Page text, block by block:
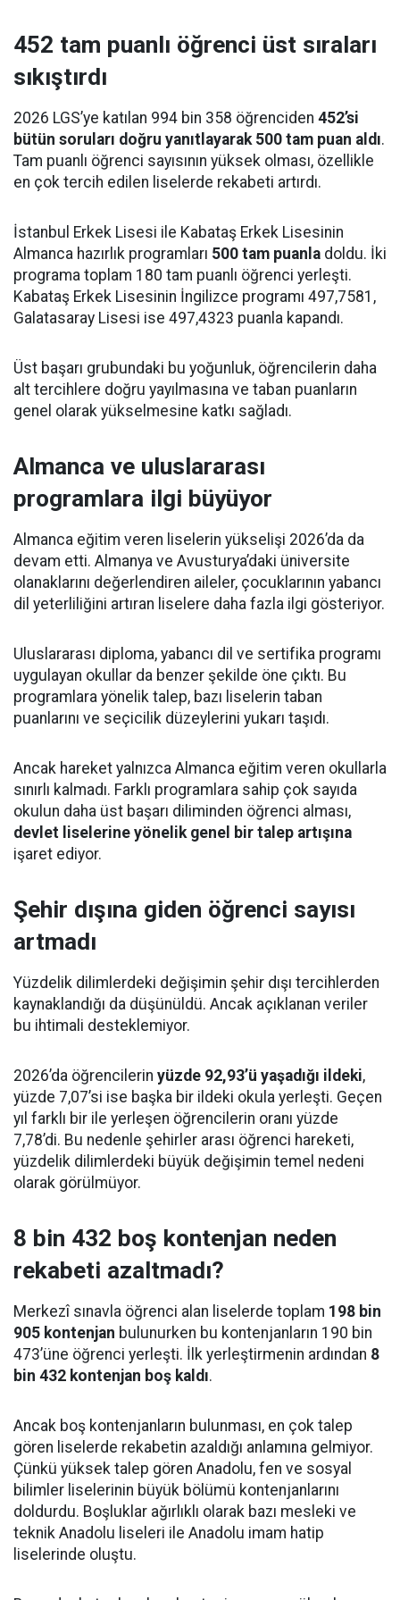
452 tam puanlı öğrenci üst sıraları
sıkıştırdı
2026 LGS’ye katılan 994 bin 358 öğrenciden 452’si
bütün soruları doğru yanıtlayarak 500 tam puan aldı.
Tam puanlı öğrenci sayısının yüksek olması, özellikle
en çok tercih edilen liselerde rekabeti artırdı.
İstanbul Erkek Lisesi ile Kabataş Erkek Lisesinin
Almanca hazırlık programları 500 tam puanla doldu. İki
programa toplam 180 tam puanlı öğrenci yerleşti.
Kabataş Erkek Lisesinin İngilizce programı 497,7581,
Galatasaray Lisesi ise 497,4323 puanla kapandı.
Üst başarı grubundaki bu yoğunluk, öğrencilerin daha
alt tercihlere doğru yayılmasına ve taban puanların
genel olarak yükselmesine katkı sağladı.
Almanca ve uluslararası
programlara ilgi büyüyor
Almanca eğitim veren liselerin yükselişi 2026’da da
devam etti. Almanya ve Avusturya’daki üniversite
olanaklarını değerlendiren aileler, çocuklarının yabancı
dil yeterliliğini artıran liselere daha fazla ilgi gösteriyor.
Uluslararası diploma, yabancı dil ve sertifika programı
uygulayan okullar da benzer şekilde öne çıktı. Bu
programlara yönelik talep, bazı liselerin taban
puanlarını ve seçicilik düzeylerini yukarı taşıdı.
Ancak hareket yalnızca Almanca eğitim veren okullarla
sınırlı kalmadı. Farklı programlara sahip çok sayıda
okulun daha üst başarı diliminden öğrenci alması,
devlet liselerine yönelik genel bir talep artışına
işaret ediyor.
Şehir dışına giden öğrenci sayısı
artmadı
Yüzdelik dilimlerdeki değişimin şehir dışı tercihlerden
kaynaklandığı da düşünüldü. Ancak açıklanan veriler
bu ihtimali desteklemiyor.
2026’da öğrencilerin yüzde 92,93’ü yaşadığı ildeki,
yüzde 7,07’si ise başka bir ildeki okula yerleşti. Geçen
yıl farklı bir ile yerleşen öğrencilerin oranı yüzde
7,78’di. Bu nedenle şehirler arası öğrenci hareketi,
yüzdelik dilimlerdeki büyük değişimin temel nedeni
olarak görülmüyor.
8 bin 432 boş kontenjan neden
rekabeti azaltmadı?
Merkezî sınavla öğrenci alan liselerde toplam 198 bin
905 kontenjan bulunurken bu kontenjanların 190 bin
473’üne öğrenci yerleşti. İlk yerleştirmenin ardından 8
bin 432 kontenjan boş kaldı.
Ancak boş kontenjanların bulunması, en çok talep
gören liselerde rekabetin azaldığı anlamına gelmiyor.
Çünkü yüksek talep gören Anadolu, fen ve sosyal
bilimler liselerinin büyük bölümü kontenjanlarını
doldurdu. Boşluklar ağırlıklı olarak bazı mesleki ve
teknik Anadolu liseleri ile Anadolu imam hatip
liselerinde oluştu.